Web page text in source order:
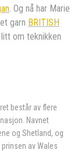
. Og nå har Marie
garn BRITISH
om teknikken
består av flere
Navnet
og Shetland, og
av Wales